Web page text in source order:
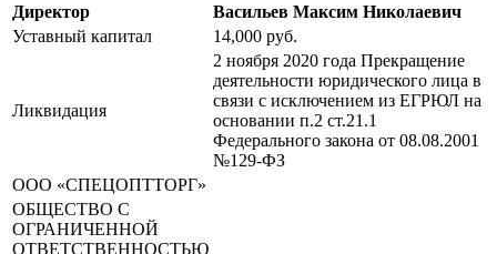
Директор
Васильев Максим Николаевич
Уставный капитал
14,000 руб.
Ликвидация
2 ноября 2020 года Прекращение
деятельности юридического лица в
связи с исключением из ЕГРЮЛ на
основании п.2 ст.21.1
Федерального закона от 08.08.2001
№129-ФЗ
ООО «СПЕЦОПТТОРГ»
ОБЩЕСТВО С
ОГРАНИЧЕННОЙ
ОТВЕТСТВЕННОСТЬЮ